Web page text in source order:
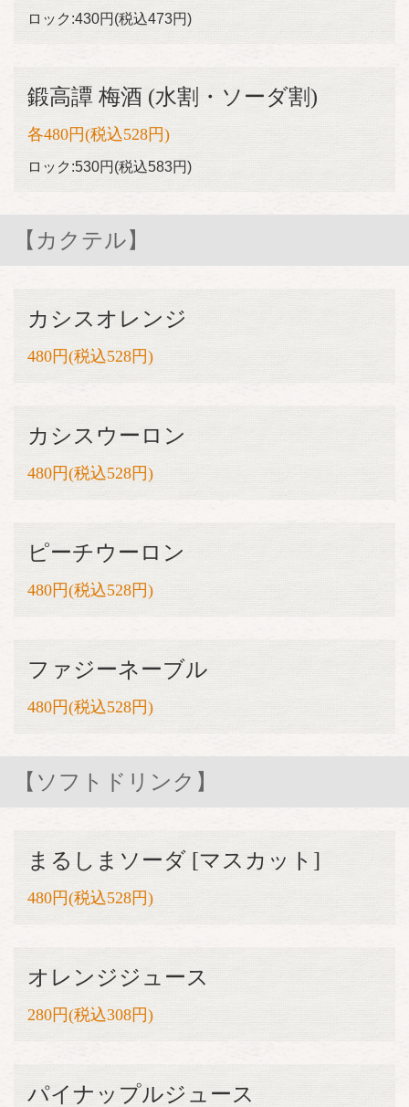
ロック:430円(税込473円)
鍛高譚 梅酒 (水割・ソーダ割)
各480円(税込528円)
ロック:530円(税込583円)
【カクテル】
カシスオレンジ
480円(税込528円)
カシスウーロン
480円(税込528円)
ピーチウーロン
480円(税込528円)
ファジーネーブル
480円(税込528円)
【ソフトドリンク】
まるしまソーダ [マスカット]
480円(税込528円)
オレンジジュース
280円(税込308円)
パイナップルジュース